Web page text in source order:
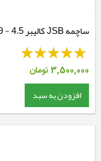
ساچمه JSB کالیبر 4.5 - 6.79 گرین بدون سرب
3,500,000تومان
افزودن به سبد